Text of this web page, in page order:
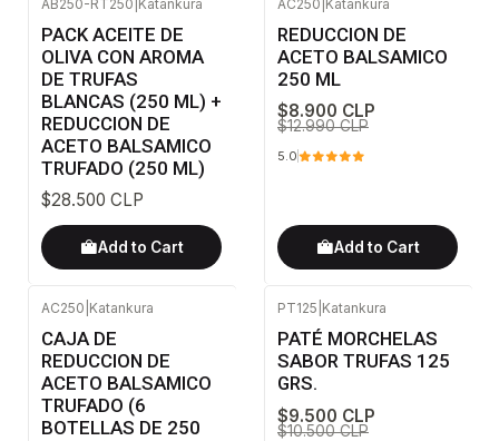
AB250-RT250 Katankura
PACK ACEITE DE
OLIVA CON AROMA
DE TRUFAS
BLANCAS (250 ML) +
REDUCCION DE
ACETO BALSAMICO
TRUFADO (250 ML)
$28.500 CLP
Add to Cart
AC250 Katankura
REDUCCION DE
ACETO BALSAMICO
250 ML
$8.900 CLP
$12.990 CLP
5.0
Add to Cart
AC250 Katankura
CAJA DE
REDUCCION DE
ACETO BALSAMICO
TRUFADO (6
BOTELLAS DE 250
PT125 Katankura
PATÉ MORCHELAS
SABOR TRUFAS 125
GRS.
$9.500 CLP
$10.500 CLP